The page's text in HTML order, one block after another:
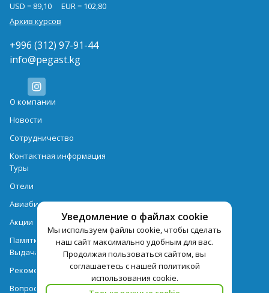
Уведомление о файлах cookie
Мы используем файлы cookie, чтобы сделать
наш сайт максимально удобным для вас.
Продолжая пользоваться сайтом, вы
соглашаетесь с нашей политикой
использования cookie.
USD = 89,10
EUR = 102,80
Архив курсов
+996 (312) 97-91-44
info@pegast.kg
О компании
Новости
Сотрудничество
Контактная информация
Туры
Отели
Авиабилеты
Акции
Памятка для туристов
Выдача документов
Рекомендации
Вопрос-ответ